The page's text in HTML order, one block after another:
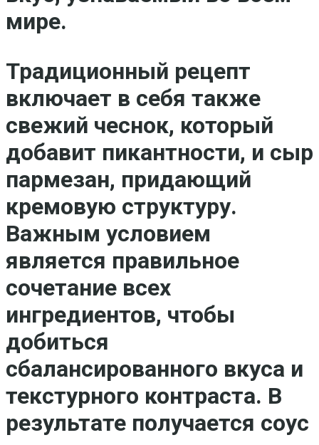
мире.
Традиционный рецепт
включает в себя также
свежий чеснок, который
добавит пикантности, и сыр
пармезан, придающий
кремовую структуру.
Важным условием
является правильное
сочетание всех
ингредиентов, чтобы
добиться
сбалансированного вкуса и
текстурного контраста. В
результате получается соус